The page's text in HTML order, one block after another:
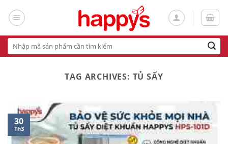
Tìm
kiếm:
TAG ARCHIVES: TỦ SẤY
30
Th3